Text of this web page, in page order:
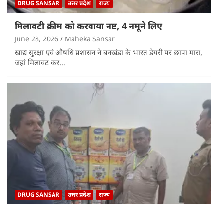
DRUG SANSAR उत्तर प्रदेश राज्य
मिलावटी क्रीम को करवाया नष्ट, 4 नमूने लिए
June 28, 2026 Maheka Sansar
खाद्य सुरक्षा एवं औषधि प्रशासन ने बनखंडा के भारत डेयरी पर छापा मारा,
जहां मिलावट कर…
DRUG SANSAR उत्तर प्रदेश राज्य